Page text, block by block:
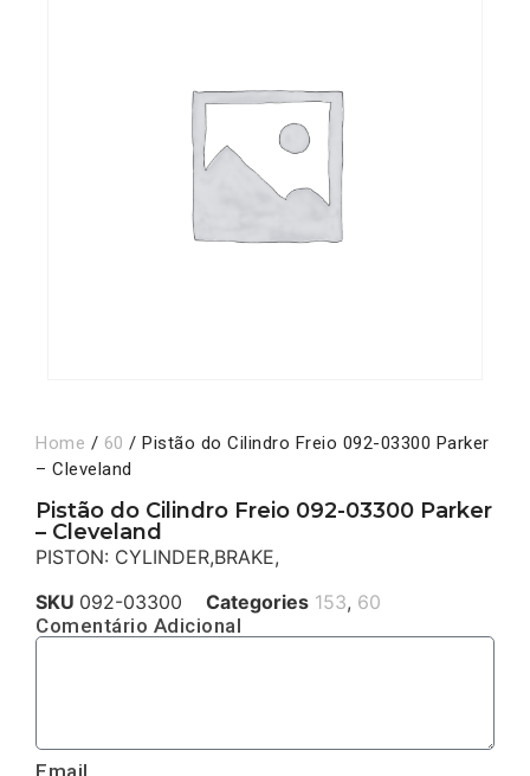
Home / 60 / Pistão do Cilindro Freio 092-03300 Parker
– Cleveland
Pistão do Cilindro Freio 092-03300 Parker
– Cleveland
PISTON: CYLINDER,BRAKE,
SKU 092-03300 Categories 153, 60
Comentário Adicional